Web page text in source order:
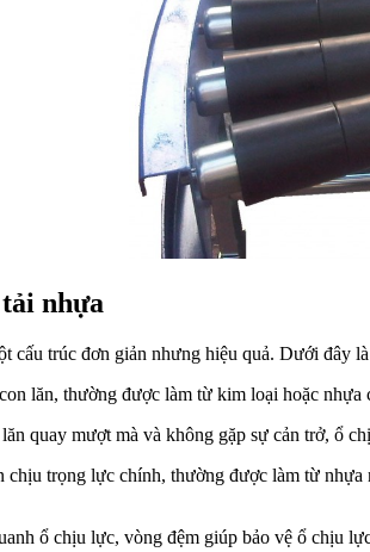
nhựa
cấu trúc đơn giản nhưng hiệu quả. Dưới đây
lăn, thường được làm từ kim loại hoặc
quay mượt mà và không gặp sự cản trở, ổ
chịu trọng lực chính, thường được làm từ
ổ chịu lực, vòng đệm giúp bảo vệ ổ chịu